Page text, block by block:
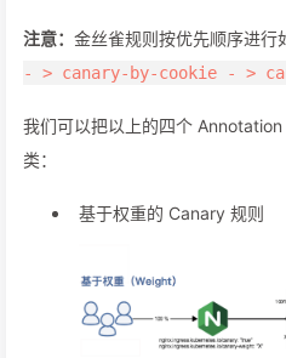
注意： 金丝雀规则按优先顺序进行
- > canary-by-cookie - >
我们可以把以上的四个
类：
基于权重的 Canary 规则